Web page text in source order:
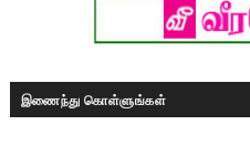
இணைந்து கொள்ளுங்கள்